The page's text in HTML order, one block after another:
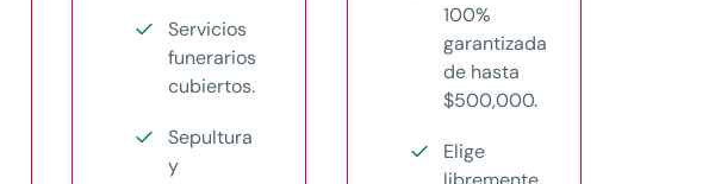
Servicios
funerarios
cubiertos.
Sepultura
y
100%
garantizada
de hasta
$500,000.
Elige